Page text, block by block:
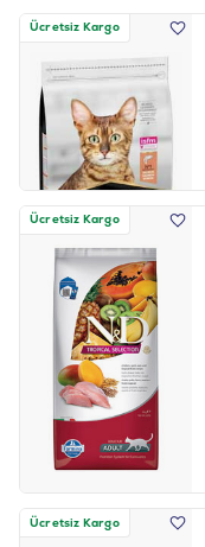
Ücretsiz Kargo
Ücretsiz Kargo
Ücretsiz Kargo